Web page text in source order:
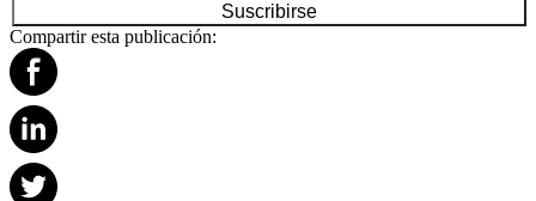
Suscribirse
Compartir esta publicación: